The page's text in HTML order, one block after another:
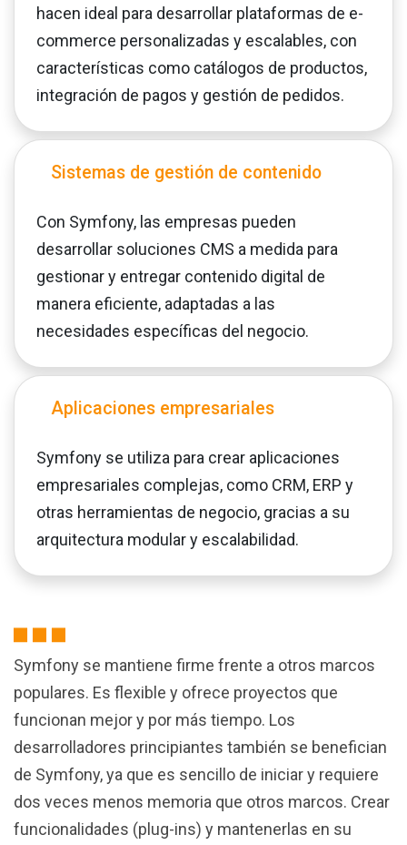
hacen ideal para desarrollar plataformas de e-
commerce personalizadas y escalables, con
características como catálogos de productos,
integración de pagos y gestión de pedidos.
Sistemas de gestión de contenido
Con Symfony, las empresas pueden
desarrollar soluciones CMS a medida para
gestionar y entregar contenido digital de
manera eficiente, adaptadas a las
necesidades específicas del negocio.
Aplicaciones empresariales
Symfony se utiliza para crear aplicaciones
empresariales complejas, como CRM, ERP y
otras herramientas de negocio, gracias a su
arquitectura modular y escalabilidad.
Symfony se mantiene firme frente a otros marcos
populares. Es flexible y ofrece proyectos que
funcionan mejor y por más tiempo. Los
desarrolladores principiantes también se benefician
de Symfony, ya que es sencillo de iniciar y requiere
dos veces menos memoria que otros marcos. Crear
funcionalidades (plug-ins) y mantenerlas en su